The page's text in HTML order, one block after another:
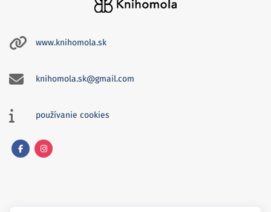
www.knihomola.sk
knihomola.sk@gmail.com
používanie cookies